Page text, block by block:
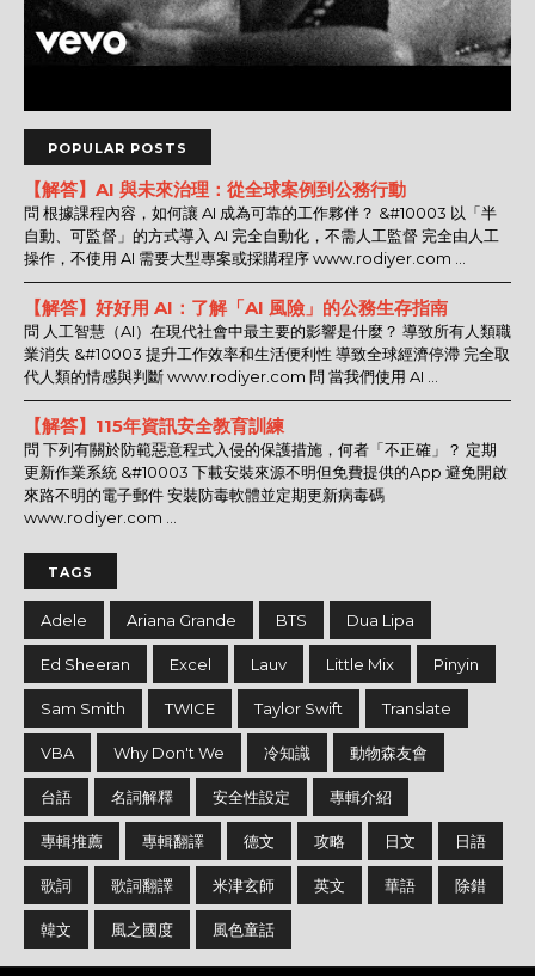
POPULAR POSTS
【解答】AI 與未來治理：從全球案例到公務行動
問 根據課程內容，如何讓 AI 成為可靠的工作夥伴？ &#10003 以「半
自動、可監督」的方式導入 AI 完全自動化，不需人工監督 完全由人工
操作，不使用 AI 需要大型專案或採購程序 www.rodiyer.com ...
【解答】好好用 AI：了解「AI 風險」的公務生存指南
問 人工智慧（AI）在現代社會中最主要的影響是什麼？ 導致所有人類職
業消失 &#10003 提升工作效率和生活便利性 導致全球經濟停滯 完全取
代人類的情感與判斷 www.rodiyer.com 問 當我們使用 AI ...
【解答】115年資訊安全教育訓練
問 下列有關於防範惡意程式入侵的保護措施，何者「不正確」？ 定期
更新作業系統 &#10003 下載安裝來源不明但免費提供的App 避免開啟
來路不明的電子郵件 安裝防毒軟體並定期更新病毒碼
www.rodiyer.com ...
TAGS
Adele Ariana Grande BTS Dua Lipa
Ed Sheeran Excel Lauv Little Mix Pinyin
Sam Smith TWICE Taylor Swift Translate
VBA Why Don't We 冷知識 動物森友會
台語 名詞解釋 安全性設定 專輯介紹
專輯推薦 專輯翻譯 德文 攻略 日文 日語
歌詞 歌詞翻譯 米津玄師 英文 華語 除錯
韓文 風之國度 風色童話